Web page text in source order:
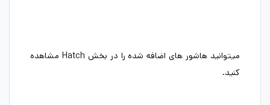
میتوانید هاشور های اضافه شده را در بخش Hatch مشاهده
کنید.